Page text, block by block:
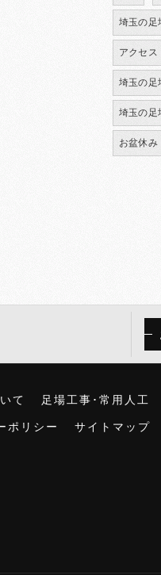
埼玉の足
アクセス
埼玉の足
埼玉の足
お盆休み
て 足場工事･常用人工
ポリシー サイトマップ